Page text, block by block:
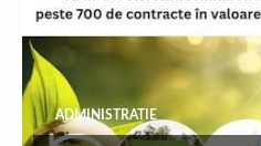
ADMINISTRATIE